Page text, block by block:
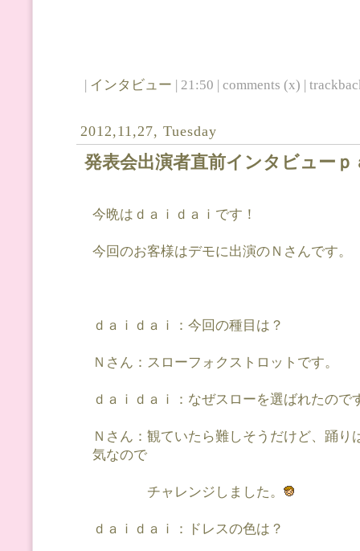
| インタビュー | 21:50 | comments (x) |
2012,11,27, Tuesday
発表会出演者直前インタビューｐ
今晩はｄａｉｄａｉです！
今回のお客様はデモに出演のＮさんです。
ｄａｉｄａｉ：今回の種目は？
Ｎさん：スローフォクストロットです。
ｄａｉｄａｉ：なぜスローを選ばれたので
Ｎさん：観ていたら難しそうだけど、踊り
気なので
チャレンジしました。
ｄａｉｄａｉ：ドレスの色は？